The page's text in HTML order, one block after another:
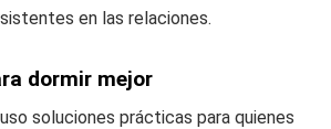
en las relaciones.
dormir mejor
soluciones prácticas para quienes